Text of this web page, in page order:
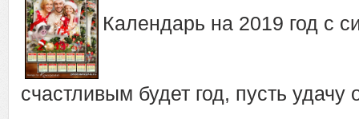
Календарь на 2019 год с
счастливым будет год, пусть удачу